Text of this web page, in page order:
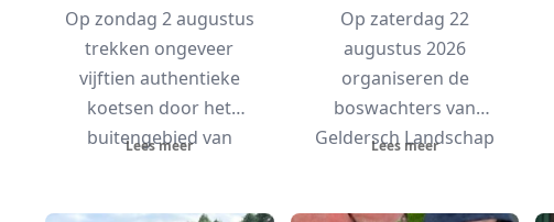
Op zondag 2 augustus
trekken ongeveer
vijftien authentieke
koetsen door het
buitengebied van
Lees meer
Op zaterdag 22
augustus 2026
organiseren de
boswachters van
Geldersch Landschap
Lees meer